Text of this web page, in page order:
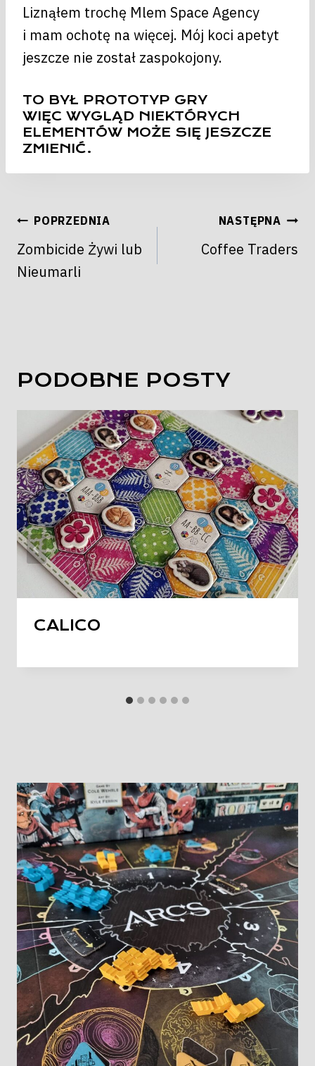
Liznąłem trochę Mlem Space Agency
i mam ochotę na więcej. Mój koci apetyt
jeszcze nie został zaspokojony.
TO BYŁ PROTOTYP GRY
WIĘC WYGLĄD NIEKTÓRYCH
ELEMENTÓW MOŻE SIĘ JESZCZE
ZMIENIĆ.
NAWIGACJA
WPISU
POPRZEDNIA
Zombicide Żywi lub
Nieumarli
NASTĘPNA
Coffee Traders
PODOBNE POSTY
CALICO